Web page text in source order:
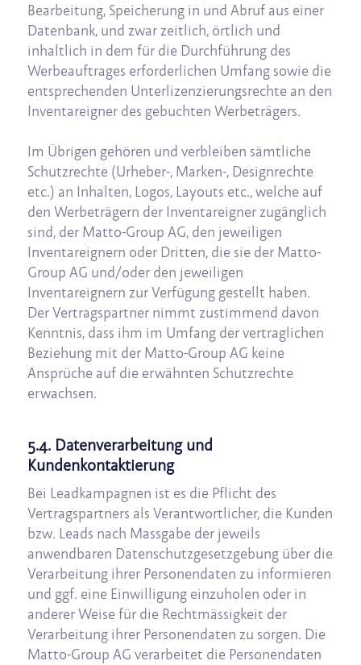
Bearbeitung, Speicherung in und Abruf aus einer
Datenbank, und zwar zeitlich, örtlich und
inhaltlich in dem für die Durchführung des
Werbeauftrages erforderlichen Umfang sowie die
entsprechenden Unterlizenzierungsrechte an den
Inventareigner des gebuchten Werbeträgers.
Im Übrigen gehören und verbleiben sämtliche
Schutzrechte (Urheber-, Marken-, Designrechte
etc.) an Inhalten, Logos, Layouts etc., welche auf
den Werbeträgern der Inventareigner zugänglich
sind, der Matto-Group AG, den jeweiligen
Inventareignern oder Dritten, die sie der Matto-
Group AG und/oder den jeweiligen
Inventareignern zur Verfügung gestellt haben.
Der Vertragspartner nimmt zustimmend davon
Kenntnis, dass ihm im Umfang der vertraglichen
Beziehung mit der Matto-Group AG keine
Ansprüche auf die erwähnten Schutzrechte
erwachsen.
5.4. Datenverarbeitung und
Kundenkontaktierung
Bei Leadkampagnen ist es die Pflicht des
Vertragspartners als Verantwortlicher, die Kunden
bzw. Leads nach Massgabe der jeweils
anwendbaren Datenschutzgesetzgebung über die
Verarbeitung ihrer Personendaten zu informieren
und ggf. eine Einwilligung einzuholen oder in
anderer Weise für die Rechtmässigkeit der
Verarbeitung ihrer Personendaten zu sorgen. Die
Matto-Group AG verarbeitet die Personendaten